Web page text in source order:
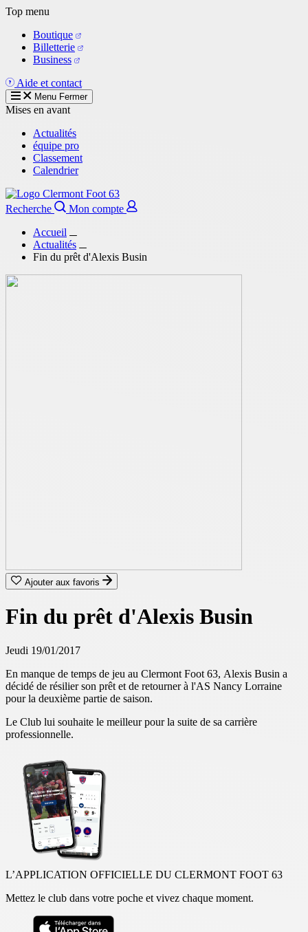
Aller
contenu
principal
Top menu
Boutique
Billetterie
Business
Aide et contact
Menu Fermer
Mises en avant
Actualités
équipe pro
Classement
Calendrier
Recherche
Mon compte
Accueil
Actualités
Fin du prêt d'Alexis Busin
Ajouter aux favoris
Fin du prêt d'Alexis Busin
Jeudi 19/01/2017
En manque de temps de jeu au Clermont Foot 63, Alexis Busin a
décidé de résilier son prêt et de retourner à l'AS Nancy Lorraine
pour la deuxième partie de saison.
Le Club lui souhaite le meilleur pour la suite de sa carrière
professionnelle.
L’APPLICATION OFFICIELLE DU CLERMONT FOOT 63
Mettez le club dans votre poche et vivez chaque moment.